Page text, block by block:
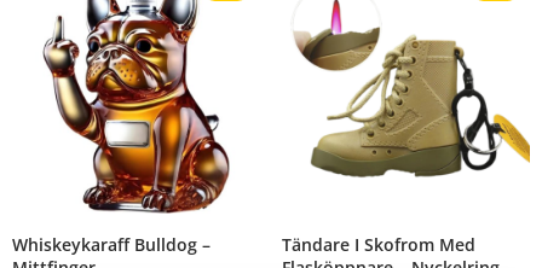
Whiskeykaraff Bulldog –
Tändare I Skofrom Med